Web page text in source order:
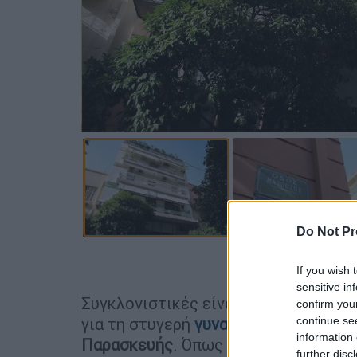
Do Not
If you wish
sensitive
confirm
continue
information
further
Συγκλονιστικές είναι οι
για τη στυγερή γυναικοκτονία που
Παρασκευής. Όπως μετέδωσε στο